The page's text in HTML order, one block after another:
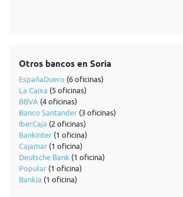
Otros bancos en Soria
EspañaDuero (6 oficinas)
La Caixa (5 oficinas)
BBVA (4 oficinas)
Banco Santander (3 oficinas)
IberCaja (2 oficinas)
Bankinter (1 oficina)
Cajamar (1 oficina)
Deutsche Bank (1 oficina)
Popular (1 oficina)
Bankia (1 oficina)